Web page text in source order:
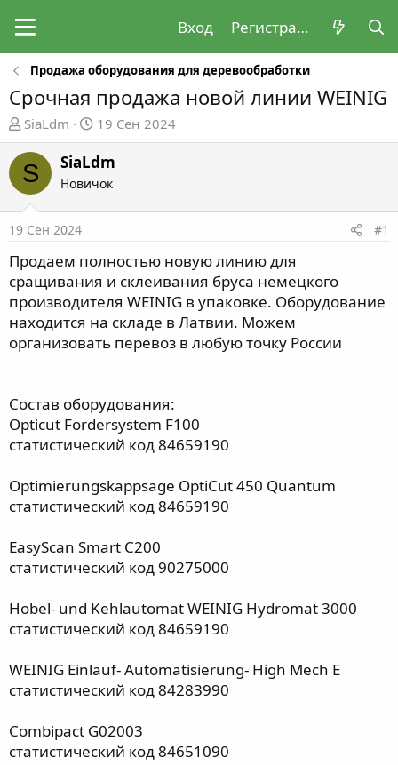
Вход Регистрация
Продажа оборудования для деревообработки
Срочная продажа новой линии WEINIG
А
в
т
о
р
е
ы
SiaLdm
Д
а
т
а
а
л
а
19 Сен 2024
S SiaLdm
Новичок
19 Сен 2024 #1
Продаем полностью новую линию для
сращивания и склеивания бруса немецкого
производителя WEINIG в упаковке. Оборудование
находится на складе в Латвии. Можем
организовать перевоз в любую точку России
Состав оборудования:
Opticut Fordersystem F100
статистический код 84659190
Optimierungskappsage OptiCut 450 Quantum
статистический код 84659190
EasyScan Smart C200
статистический код 90275000
Hobel- und Kehlautomat WEINIG Hydromat 3000
статистический код 84659190
WEINIG Einlauf- Automatisierung- High Mech E
статистический код 84283990
Combipact G02003
статистический код 84651090